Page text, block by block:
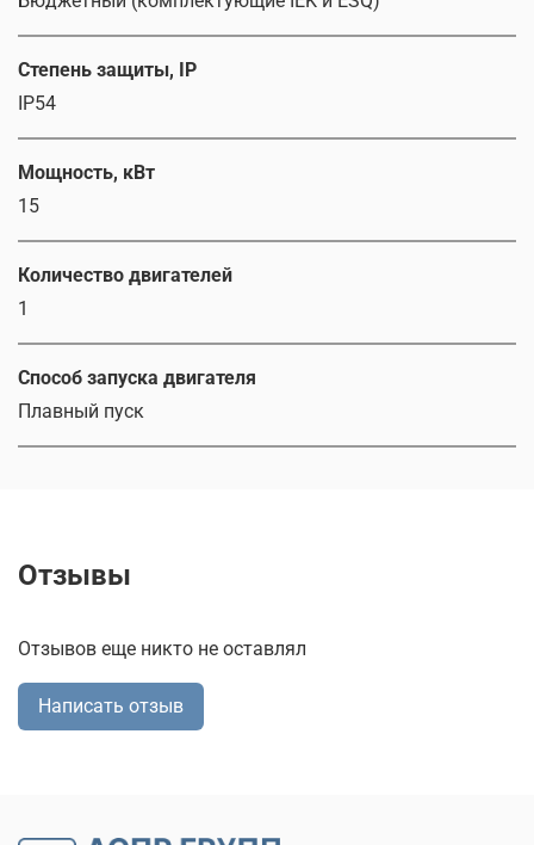
Степень защиты, IP
IP54
Мощность, кВт
15
Количество двигателей
1
Способ запуска двигателя
Плавный пуск
Отзывы
Отзывов еще никто не оставлял
Написать отзыв